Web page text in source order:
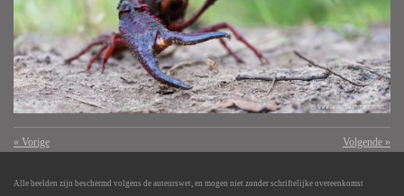
« Vorige Volgende »
Alle beelden zijn beschermd volgens de auteurswet, en mogen niet zonder schriftelijke overeenkomst